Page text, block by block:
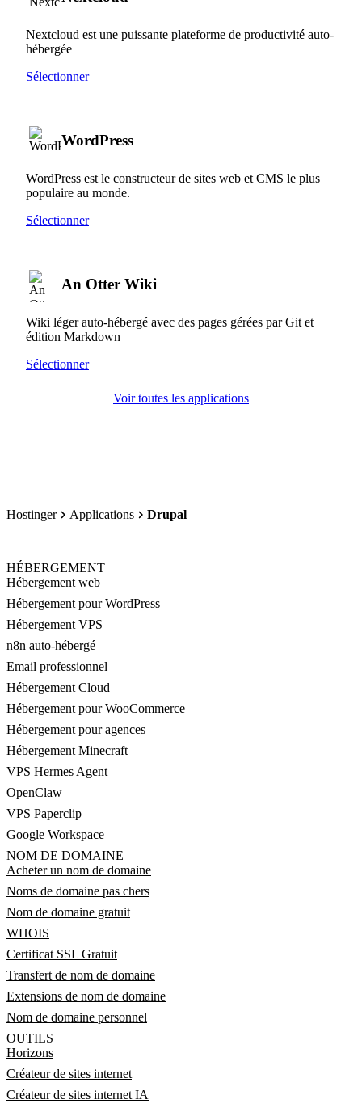
Nextcloud est une puissante plateforme de productivité auto-
hébergée
Sélectionner
WordPress
WordPress est le constructeur de sites web et CMS le plus
populaire au monde.
Sélectionner
An Otter Wiki
Wiki léger auto-hébergé avec des pages gérées par Git et
édition Markdown
Sélectionner
Voir toutes les applications
Hostinger Applications Drupal
HÉBERGEMENT
Hébergement web
Hébergement pour WordPress
Hébergement VPS
n8n auto-hébergé
Email professionnel
Hébergement Cloud
Hébergement pour WooCommerce
Hébergement pour agences
Hébergement Minecraft
VPS Hermes Agent
OpenClaw
VPS Paperclip
Google Workspace
NOM DE DOMAINE
Acheter un nom de domaine
Noms de domaine pas chers
Nom de domaine gratuit
WHOIS
Certificat SSL Gratuit
Transfert de nom de domaine
Extensions de nom de domaine
Nom de domaine personnel
OUTILS
Horizons
Créateur de sites internet
Créateur de sites internet IA